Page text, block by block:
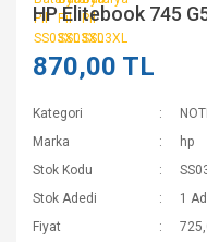
HP Elitebook 745
870,00 TL
Kategori
Marka
hp
Stok Kodu
Stok Adedi
1
Fiyat